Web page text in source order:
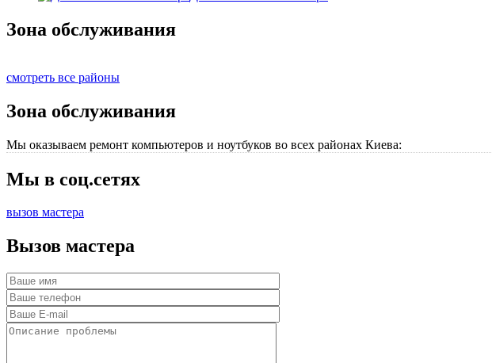
Зона обслуживания
смотреть все районы
Зона обслуживания
Мы оказываем ремонт компьютеров и ноутбуков во всех районах Киева:
Мы в соц.сетях
вызов мастера
Вызов мастера